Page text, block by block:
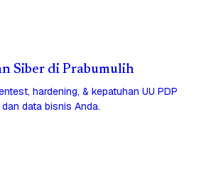
Siber di Prabumulih
hardening, & kepatuhan UU PDP
data bisnis Anda.